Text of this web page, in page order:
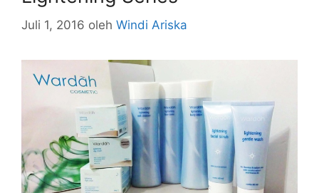
Juli 1, 2016 oleh Windi Ariska